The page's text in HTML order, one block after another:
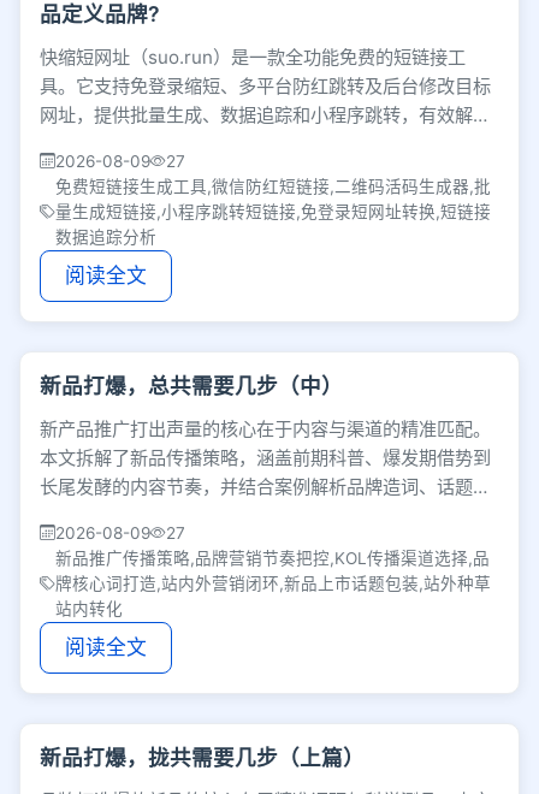
品定义品牌?
快缩短网址（suo.run）是一款全功能免费的短链接工
具。它支持免登录缩短、多平台防红跳转及后台修改目标
网址，提供批量生成、数据追踪和小程序跳转，有效解决
2026-08-09
27
免费短链接生成工具,微信防红短链接,二维码活码生成器,批
量生成短链接,小程序跳转短链接,免登录短网址转换,短链接
数据追踪分析
阅读全文
新品打爆，总共需要几步（中）
新产品推广打出声量的核心在于内容与渠道的精准匹配。
本文拆解了新品传播策略，涵盖前期科普、爆发期借势到
长尾发酵的内容节奏，并结合案例解析品牌造词、话题包
2026-08-09
27
新品推广传播策略,品牌营销节奏把控,KOL传播渠道选择,品
牌核心词打造,站内外营销闭环,新品上市话题包装,站外种草
站内转化
阅读全文
新品打爆，拢共需要几步（上篇）